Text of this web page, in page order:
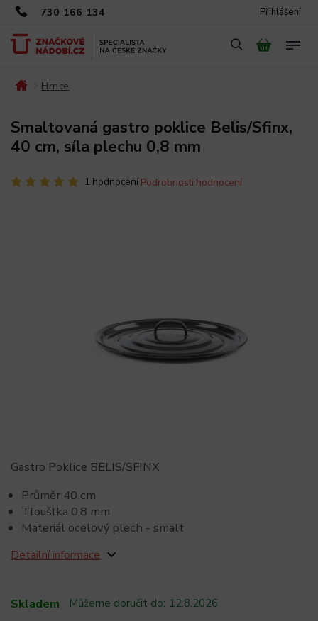
730 166 134 Přihlášení
Hrnce
Smaltovaná gastro poklice Belis/Sfinx,
40 cm, síla plechu 0,8 mm
1 hodnocení Podrobnosti hodnocení
Skladem Můžeme doručit do: 12.8.2026
Gastro Poklice BELIS/SFINX
Průměr 40 cm
Tloušťka 0,8 mm
Materiál ocelový plech - smalt
Detailní informace